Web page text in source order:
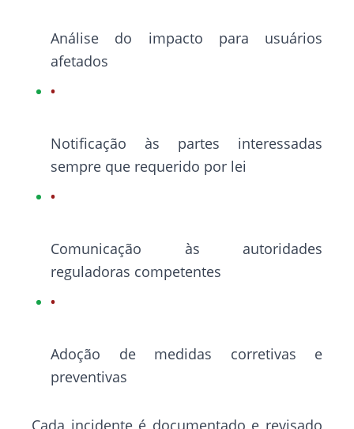
Análise do impacto para usuários
afetados
Notificação às partes interessadas
sempre que requerido por lei
Comunicação às autoridades
reguladoras competentes
Adoção de medidas corretivas e
preventivas
Cada incidente é documentado e revisado